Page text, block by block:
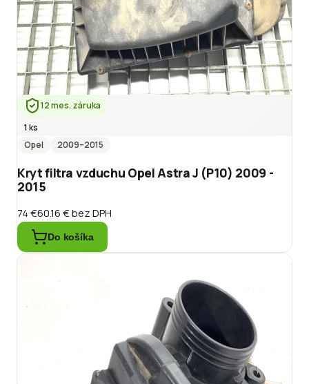
12 mes. záruka
1 ks
Opel
2009–2015
Kryt filtra vzduchu Opel Astra J (P10) 2009 -
2015
74 €60.16 €bez DPH
Do košíka